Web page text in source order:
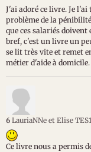
J'ai adoré ce livre. Je
problème de la
que ces salariés
bref, c'est un livre un
se lit très vite et remet
métier d'aide à domicile.
6 LauriaNNe et Elise TES1
Ce livre nous a permis